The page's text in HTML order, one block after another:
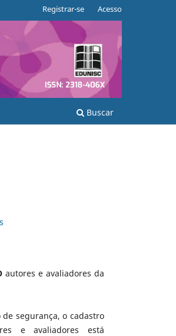
Buscar
Registrar-se Acesso
autores e avaliadores da
de segurança, o cadastro
e avaliadores está